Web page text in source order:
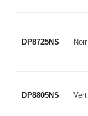
DP8725NS Noir
DP8805NS Vert